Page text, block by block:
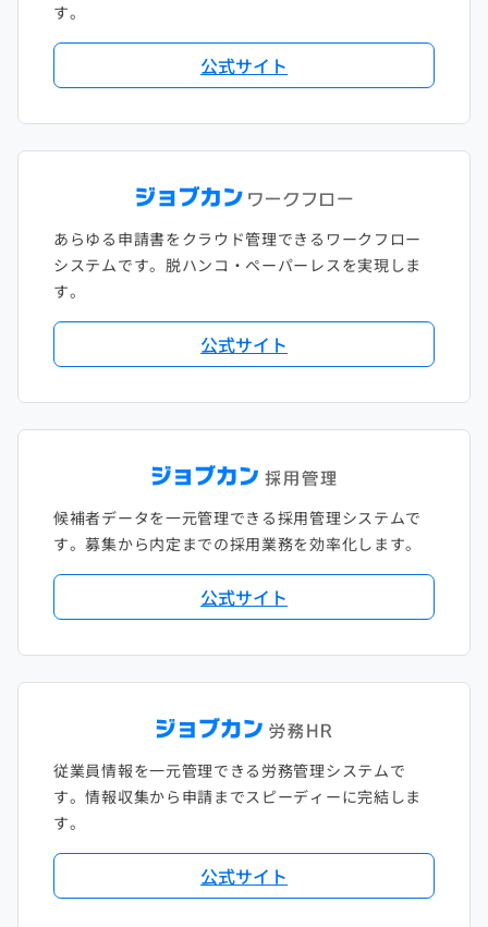
す。
公式サイト
あらゆる申請書をクラウド管理できるワークフロー
システムです。脱ハンコ・ペーパーレスを実現しま
す。
公式サイト
候補者データを一元管理できる採用管理システムで
す。募集から内定までの採用業務を効率化します。
公式サイト
従業員情報を一元管理できる労務管理システムで
す。情報収集から申請までスピーディーに完結しま
す。
公式サイト